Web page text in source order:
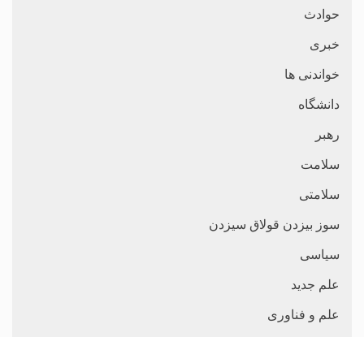
حوادث
خبری
خواندنی ها
دانشگاه
رهبر
سلامت
سلامتی
سوز بیزدن قولاق سیزدن
سیاسی
علم جدید
علم و فناوری